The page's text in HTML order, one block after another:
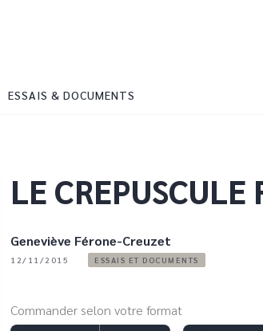
ESSAIS & DOCUMENTS
LE CREPUSCULE
Geneviève Férone-Creuzet
12/11/2015 ESSAIS ET DOCUMENTS
Commander selon votre format